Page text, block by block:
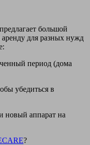
большой
для разных нужд
период (дома
убедиться в
новый аппарат на
?